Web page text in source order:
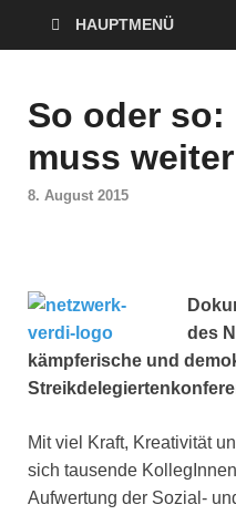
HAUPTMENÜ
So oder so:
muss
8. August 2015
des
kämpferische und
Mit viel Kraft, Kreativität
sich tausende
Aufwertung der Sozial-